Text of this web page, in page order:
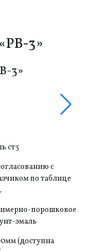
3»
3»
ст3
с
по таблице
порошковое
эмаль
(доступна